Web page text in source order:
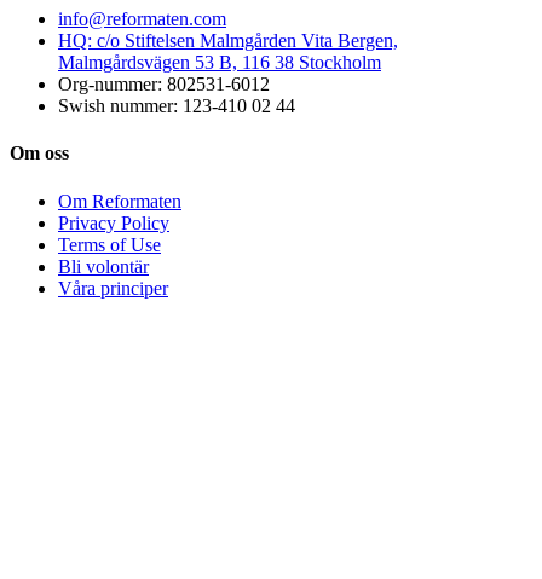
info@reformaten.com​
HQ: c/o Stiftelsen Malmgården Vita Bergen,
Malmgårdsvägen 53 B, 116 38 Stockholm
Org-nummer: 802531-6012
Swish nummer: 123-410 02 44
Om oss
Om Reformaten
Privacy Policy
Terms of Use
Bli volontär
Våra principer